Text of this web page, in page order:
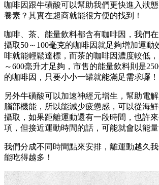
咖啡因跟牛磺酸可以幫助我們更快進入狀
養素？其實在超商就能很方便的找到！
咖啡、茶、能量飲料都含有咖啡因，我們
攝取50～100毫克的咖啡因就足夠增加運動
啡就能輕鬆達標，而茶的咖啡因濃度較低
～600毫升才足夠，市售的能量飲料則是
的咖啡因，只要小小一罐就能滿足需求囉！
另外牛磺酸可以加速神經元增生，幫助電
腦部機能，所以能減少疲憊感，可以從海
攝取，如果距離運動還有一段時間，也許
項，但接近運動時間的話，可能就會以能量
我們分成不同時間點來安排，離運動越久我
能吃得越多！